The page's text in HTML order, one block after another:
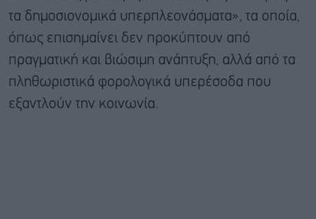
τα δημοσιονομικά υπερπλεονάσματα», τα οποία,
όπως επισημαίνει δεν προκύπτουν από
πραγματική και βιώσιμη ανάπτυξη, αλλά από τα
πληθωριστικά φορολογικά υπερέσοδα που
εξαντλούν την κοινωνία.